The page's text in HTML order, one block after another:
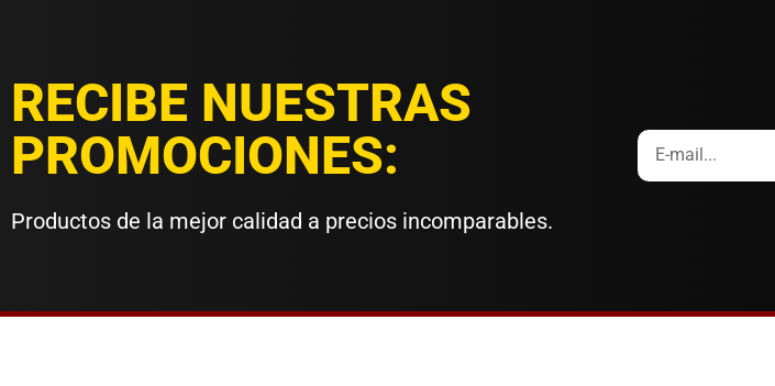
RECIBE NUESTRAS
PROMOCIONES:
Productos de la mejor calidad a precios incomparables.